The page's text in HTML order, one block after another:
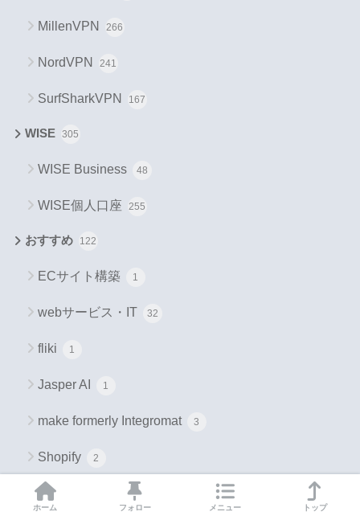
MillenVPN 266
NordVPN 241
SurfSharkVPN 167
WISE 305
WISE Business 48
WISE個人口座 255
おすすめ 122
ECサイト構築 1
webサービス・IT 32
fliki 1
Jasper AI 1
make formerly Integromat 3
Shopify 2
Vyond
ホーム フォロー メニュー トップ